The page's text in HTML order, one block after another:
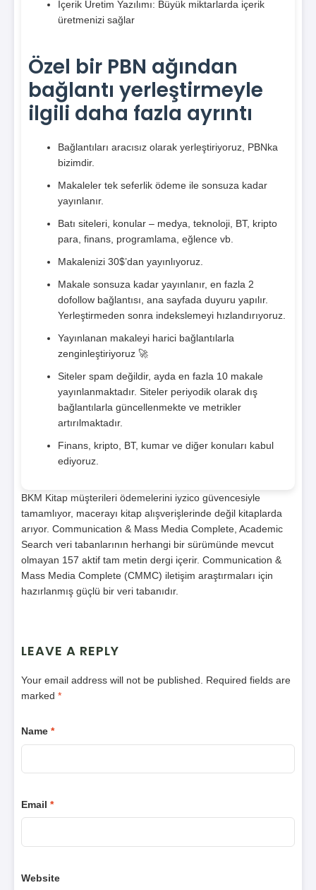
İçerik Üretim Yazılımı: Büyük miktarlarda içerik
üretmenizi sağlar
Özel bir PBN ağından
bağlantı yerleştirmeyle
ilgili daha fazla ayrıntı
Bağlantıları aracısız olarak yerleştiriyoruz, PBNka
bizimdir.
Makaleler tek seferlik ödeme ile sonsuza kadar
yayınlanır.
Batı siteleri, konular – medya, teknoloji, BT, kripto
para, finans, programlama, eğlence vb.
Makalenizi 30$’dan yayınlıyoruz.
Makale sonsuza kadar yayınlanır, en fazla 2
dofollow bağlantısı, ana sayfada duyuru yapılır.
Yerleştirmeden sonra indekslemeyi hızlandırıyoruz.
Yayınlanan makaleyi harici bağlantılarla
zenginleştiriyoruz 🚀
Siteler spam değildir, ayda en fazla 10 makale
yayınlanmaktadır. Siteler periyodik olarak dış
bağlantılarla güncellenmekte ve metrikler
artırılmaktadır.
Finans, kripto, BT, kumar ve diğer konuları kabul
ediyoruz.
BKM Kitap müşterileri ödemelerini iyzico güvencesiyle
tamamlıyor, macerayı kitap alışverişlerinde değil kitaplarda
arıyor. Communication & Mass Media Complete, Academic
Search veri tabanlarının herhangi bir sürümünde mevcut
olmayan 157 aktif tam metin dergi içerir. Communication &
Mass Media Complete (CMMC) iletişim araştırmaları için
hazırlanmış güçlü bir veri tabanıdır.
LEAVE A REPLY
Your email address will not be published. Required fields are
marked *
Name *
Email *
Website